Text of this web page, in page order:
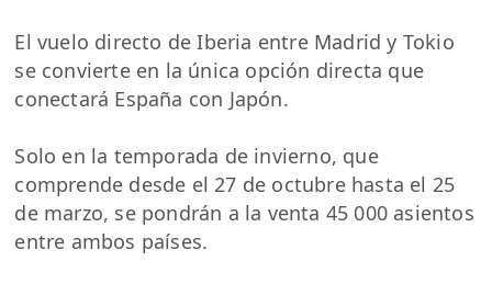
El vuelo directo de Iberia entre Madrid y Tokio
se convierte en la única opción directa que
conectará España con Japón.
Solo en la temporada de invierno, que
comprende desde el 27 de octubre hasta el 25
de marzo, se pondrán a la venta 45 000 asientos
entre ambos países.